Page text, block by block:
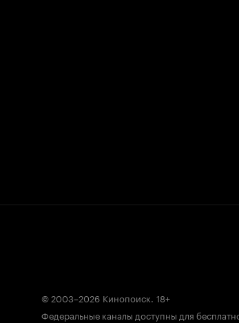
© 2003–2026 Кинопоиск. 18+
Федеральные каналы доступны для